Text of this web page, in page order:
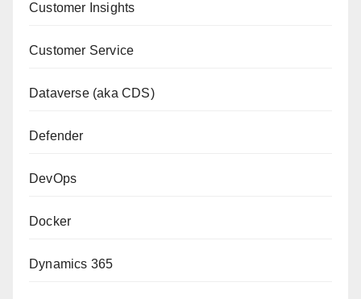
Customer Insights
Customer Service
Dataverse (aka CDS)
Defender
DevOps
Docker
Dynamics 365